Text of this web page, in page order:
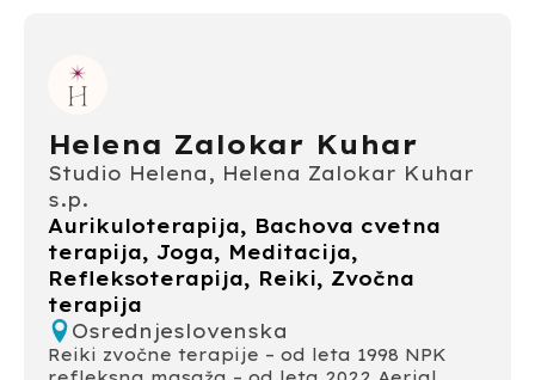
Helena Zalokar Kuhar
Studio Helena, Helena Zalokar Kuhar
s.p.
Aurikuloterapija, Bachova cvetna
terapija, Joga, Meditacija,
Refleksoterapija, Reiki, Zvočna
terapija
Osrednjeslovenska
Reiki zvočne terapije – od leta 1998 NPK